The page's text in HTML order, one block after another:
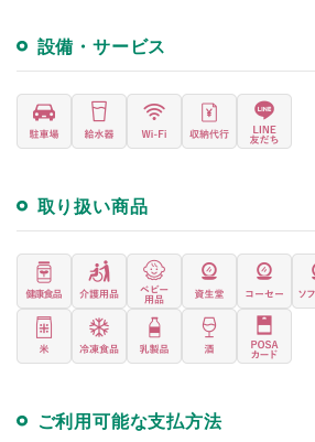
設備・サービス
取り扱い商品
ご利用可能な支払方法